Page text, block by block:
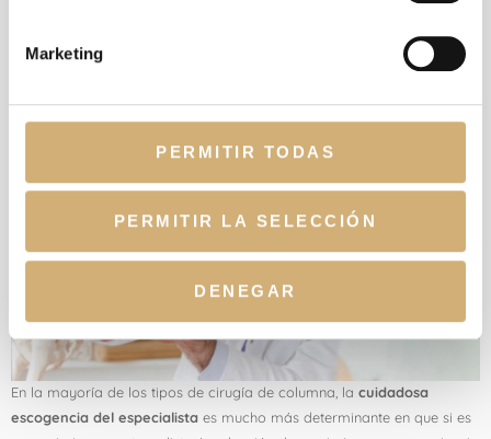
Marketing
PERMITIR TODAS
PERMITIR LA SELECCIÓN
DENEGAR
cirugía de columna
En la mayoría de los tipos de cirugía de columna, la cuidadosa
escogencia del especialista es mucho más determinante en que si es